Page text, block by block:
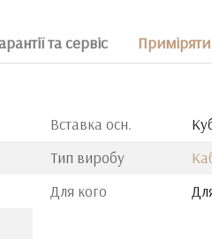
та сервіс
Вставка осн.
Тип виробу
Для кого